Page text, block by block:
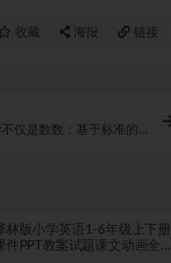
收藏 海报 链接
仅是数数：基于标准的
林版小学英语1-6年级上下册
件PPT教案试题课文动画全套